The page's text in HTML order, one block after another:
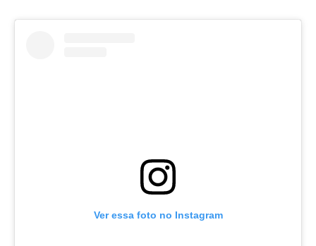
Ver essa foto no Instagram